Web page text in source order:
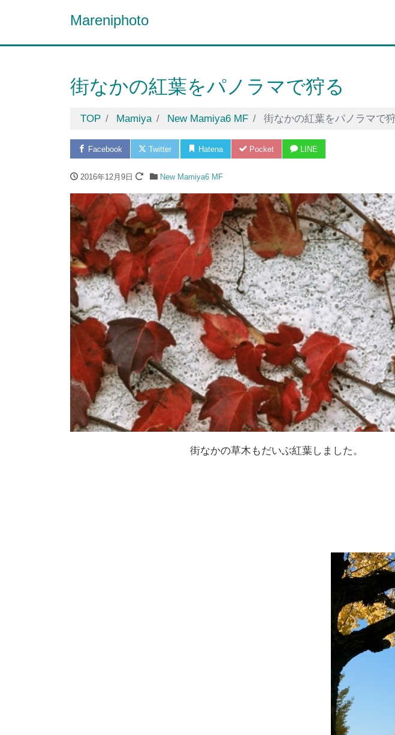
Mareniphoto
街なかの紅葉をパノラマで狩る
TOP Mamiya New Mamiya6 MF 街なかの紅葉をパノラマで
Facebook Twitter Hatena Pocket LINE
2016年12月9日 New Mamiya6 MF
街なかの草木もだいぶ紅葉しました。